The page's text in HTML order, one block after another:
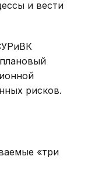
и вести
рисков.
«три